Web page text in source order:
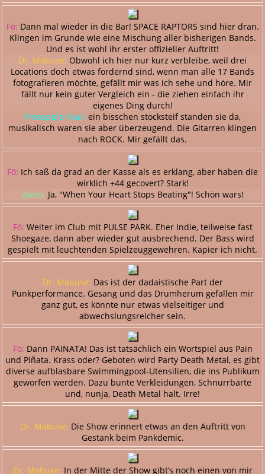
Fö: Dann mal wieder in die Bar! SPACE RAPTORS sind hier dran.
Klingen im Grunde wie eine Mischung aller bisherigen Bands.
Und es ist wohl ihr erster offizieller Auftritt!
Dr. Mabuse: Obwohl ich hier nur kurz verbleibe, weil drei
Locations doch etwas fordernd sind, wenn man alle 17 Bands
fotografieren möchte, gefällt mir was ich sehe und höre. Mir
fällt nur kein guter Vergleich ein - die ziehen einfach ihr
eigenes Ding durch!
Pineapple Paul: ein bisschen stocksteif standen sie da,
musikalisch waren sie aber überzeugend. Die Gitarren klingen
nach ROCK. Mir gefällt das.
Fö: Ich saß da grad an der Kasse als es erklang, aber haben die
wirklich +44 gecovert? Stark!
Zwen: Ja, "When Your Heart Stops Beating"! Schön wars!
Fö: Weiter im Club mit PULSE PARK. Eher Indie, teilweise fast
Shoegaze, dann aber wieder gut ausbrechend. Der Bass wird
gespielt mit leuchtenden Spielzeuggewehren. Kapier ich nicht.
Dr. Mabuse: Das ist der dadaistische Part der
Punkperformance. Gesang und das Drumherum gefallen mir
ganz gut, es könnte nur etwas vielseitiger und
abwechslungsreicher sein.
Fö: Dann PAINATA! Das ist tatsächlich ein Wortspiel aus Pain
und Piñata. Krass oder? Geboten wird Party Death Metal, es gibt
diverse aufblasbare Swimmingpool-Utensilien, die ins Publikum
geworfen werden. Dazu bunte Verkleidungen, Schnurrbärte
und, nunja, Death Metal halt. Irre!
Dr. Mabuse: Die Show erinnert etwas an den Auftritt von
Gestank beim Pankdemic.
Dr. Mabuse: In der Mitte der Show gibt’s noch einen von mir